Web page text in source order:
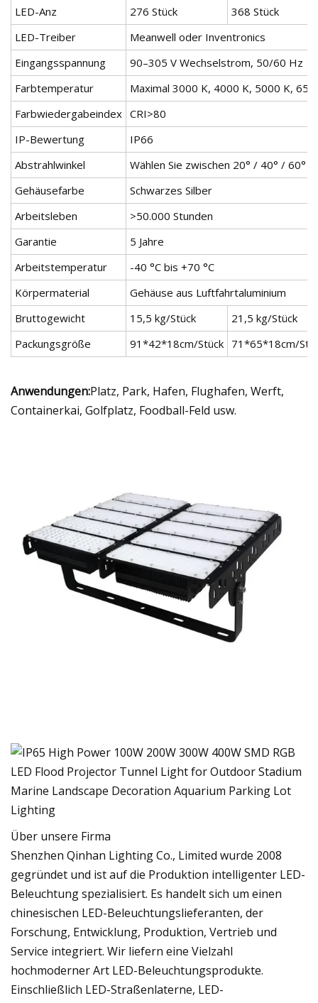
LED-Anz 276 Stück
368 Stück
LED-Treiber
Meanwell oder Inventronics
Eingangsspannung
90–305 V Wechselstrom, 50/60 Hz
Farbtemperatur
Maximal 3000 K, 4000 K, 5000 K,
Farbwiedergabeindex CRI>80
IP-Bewertung
IP66
Abstrahlwinkel
Wählen Sie zwischen 20° / 40° / 60°
Gehäusefarbe
Schwarzes Silber
Arbeitsleben
>50.000 Stunden
Garantie
5 Jahre
Arbeitstemperatur
-40 °C bis +70 °C
Körpermaterial
Gehäuse aus Luftfahrtaluminium
Bruttogewicht
15,5 kg/Stück
21,5 kg/Stück
Packungsgröße
91*42*18cm/Stück 71*65*18cm/
Anwendungen:Platz, Park, Hafen, Flughafen, Werft,
Containerkai, Golfplatz, Foodball-Feld usw.
Über unsere Firma
Shenzhen Qinhan Lighting Co., Limited wurde 2008
gegründet und ist auf die Produktion intelligenter LED-
Beleuchtung spezialisiert. Es handelt sich um einen
chinesischen LED-Beleuchtungslieferanten, der
Forschung, Entwicklung, Produktion, Vertrieb und
Service integriert. Wir liefern eine Vielzahl
hochmoderner Art LED-Beleuchtungsprodukte.
Einschließlich LED-Straßenlaterne, LED-